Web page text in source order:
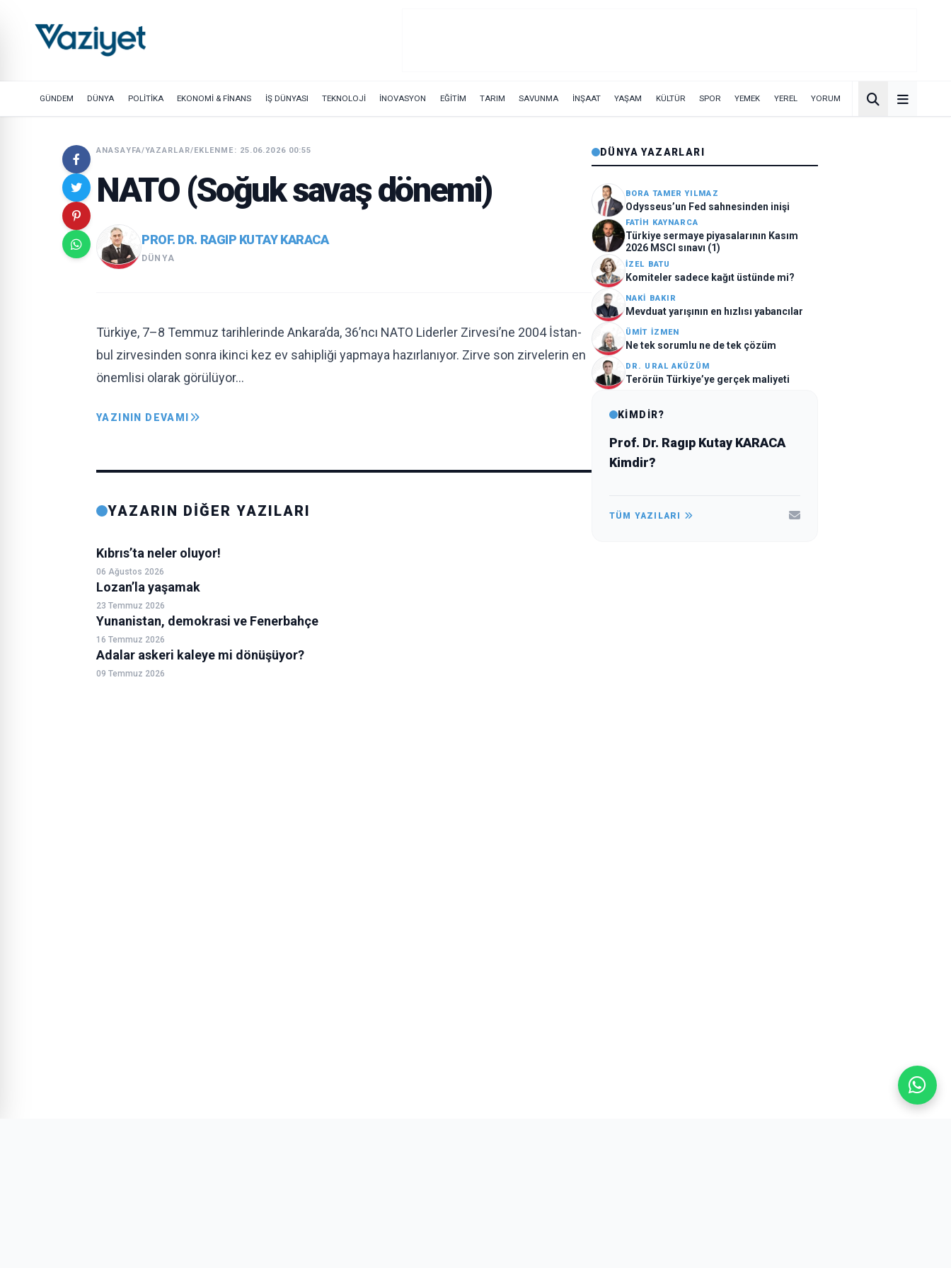
GÜNDEM DÜNYA POLİTİKA EKONOMİ & FİNANS İŞ DÜNYASI TEKNOLOJİ İNOVASYON EĞİTİM TARIM SAVUNMA İNŞAAT YAŞAM KÜLTÜR SPOR YEMEK YEREL YORUM
ANASAYFA/YAZARLAR/EKLENME: 25.06.2026 00:55
NATO (Soğuk savaş dönemi)
PROF. DR. RAGIP KUTAY KARACA
DÜNYA
Türkiye, 7–8 Tem­muz tarihlerin­de Ankara’da, 36’ncı NATO Liderler Zir­vesi’ne 2004 İstan­
bul zirvesinden son­ra ikinci kez ev sa­hipliği yapmaya hazırlanıyor. Zir­ve son zirvelerin en
önemlisi olarak görü­lüyor…
YAZININ DEVAMI
YAZARIN DİĞER YAZILARI
Kıbrıs’ta neler oluyor!
06 Ağustos 2026
Lozan’la yaşamak
23 Temmuz 2026
Yunanistan, demokrasi ve Fenerbahçe
16 Temmuz 2026
Adalar askeri kaleye mi dönüşüyor?
09 Temmuz 2026
DÜNYA YAZARLARI
BORA TAMER YILMAZ
Odysseus’un Fed sahnesinden inişi
FATIH KAYNARCA
Türkiye sermaye piyasalarının Kasım
2026 MSCI sınavı (1)
İZEL BATU
Komiteler sadece kağıt üstünde mi?
NAKI BAKIR
Mevduat yarışının en hızlısı yabancılar
ÜMIT İZMEN
Ne tek sorumlu ne de tek çözüm
DR. URAL AKÜZÜM
Terörün Türkiye’ye gerçek maliyeti
KİMDİR?
Prof. Dr. Ragıp Kutay KARACA
Kimdir?
TÜM YAZILARI